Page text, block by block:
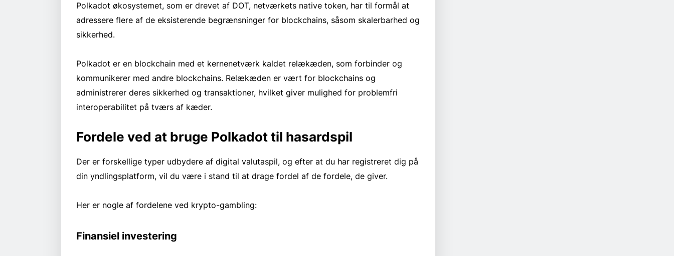
Polkadot økosystemet, som er drevet af DOT, netværkets native token, har til formål at
adressere flere af de eksisterende begrænsninger for blockchains, såsom skalerbarhed og
sikkerhed.
Polkadot er en blockchain med et kernenetværk kaldet relækæden, som forbinder og
kommunikerer med andre blockchains. Relækæden er vært for blockchains og
administrerer deres sikkerhed og transaktioner, hvilket giver mulighed for problemfri
interoperabilitet på tværs af kæder.
Fordele ved at bruge Polkadot til hasardspil
Der er forskellige typer udbydere af digital valutaspil, og efter at du har registreret dig på
din yndlingsplatform, vil du være i stand til at drage fordel af de fordele, de giver.
Her er nogle af fordelene ved krypto-gambling:
Finansiel investering